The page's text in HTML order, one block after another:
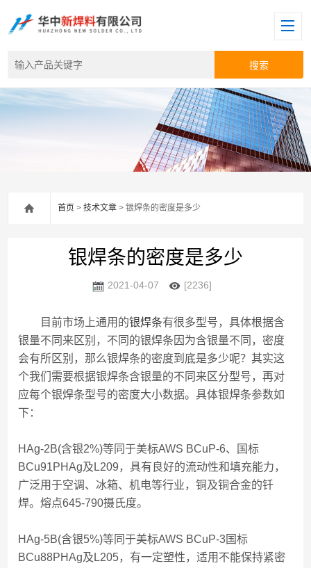
首页 >技术文章 > 银焊条的密度是多少
银焊条的密度是多少
2021-04-07 [2236]
目前市场上通用的银焊条有很多型号，具体根据含
银量不同来区别，不同的银焊条因为含银量不同，密度
会有所区别，那么银焊条的密度到底是多少呢？其实这
个我们需要根据银焊条含银量的不同来区分型号，再对
应每个银焊条型号的密度大小数据。具体银焊条参数如
下：
HAg-2B(含银2%)等同于美标AWS BCuP-6、国标
BCu91PHAg及L209，具有良好的流动性和填充能力，
广泛用于空调、冰箱、机电等行业，铜及铜合金的钎
焊。熔点645-790摄氏度。
HAg-5B(含银5%)等同于美标AWS BCuP-3国标
BCu88PHAg及L205，有一定塑性，适用不能保持紧密